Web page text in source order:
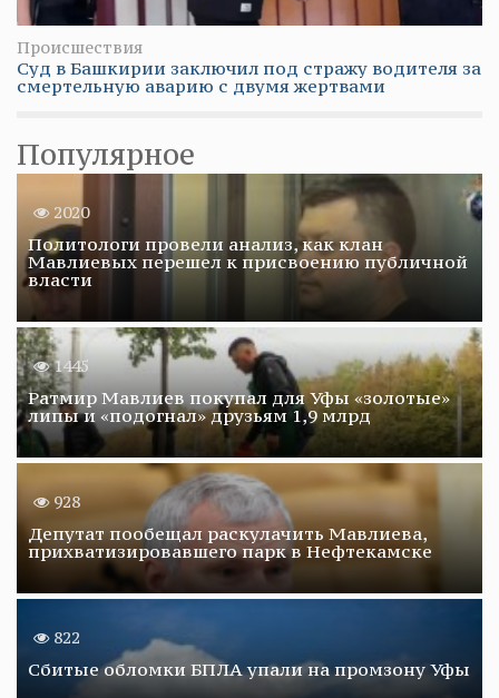
Происшествия
Суд в Башкирии заключил под стражу водителя за
смертельную аварию с двумя жертвами
Популярное
2020
Политологи провели анализ, как клан
Мавлиевых перешел к присвоению публичной
власти
1445
Ратмир Мавлиев покупал для Уфы «золотые»
липы и «подогнал» друзьям 1,9 млрд
928
Депутат пообещал раскулачить Мавлиева,
прихватизировавшего парк в Нефтекамске
822
Сбитые обломки БПЛА упали на промзону Уфы